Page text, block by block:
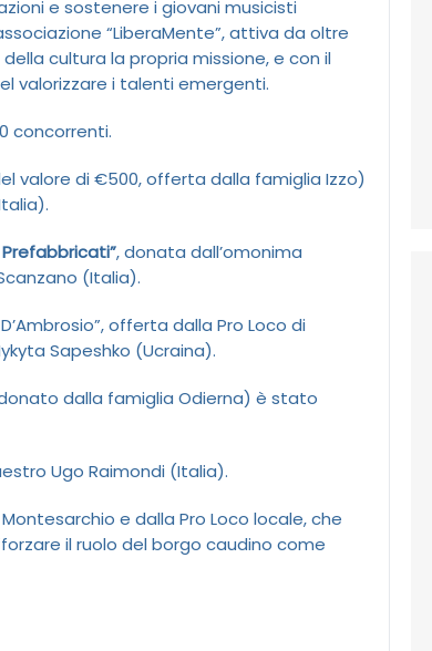
e sostenere i giovani musicisti
“LiberaMente”, attiva da oltre
cultura la propria missione, e con il
valorizzare i talenti emergenti.
concorrenti.
valore di €500, offerta dalla famiglia Izzo)
, donata dall’omonima
(Italia).
offerta dalla Pro Loco di
Sapeshko (Ucraina).
donato dalla famiglia Odierna) è stato
Ugo Raimondi (Italia).
e dalla Pro Loco locale, che
il ruolo del borgo caudino come